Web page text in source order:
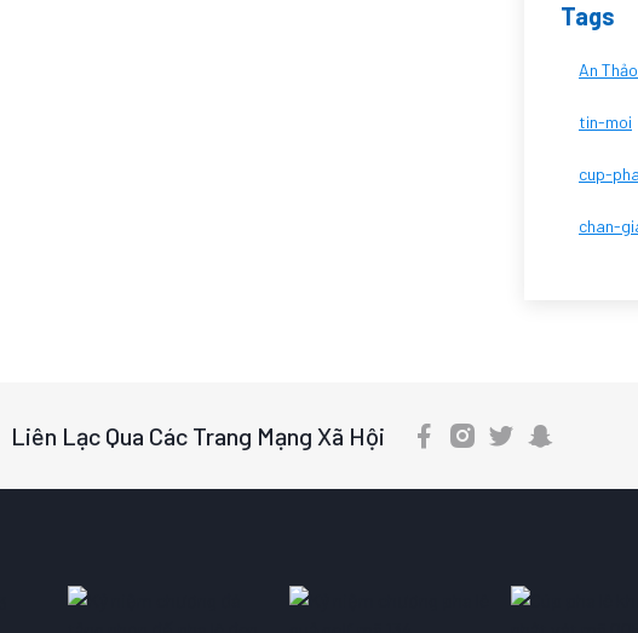
Tags
An
tin-moi
cup-
chan-
Liên Lạc Qua Các Trang Mạng Xã Hội